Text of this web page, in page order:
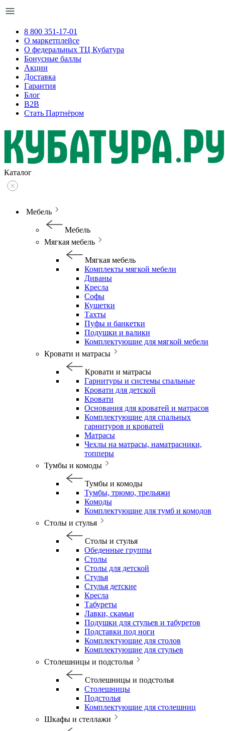
8 800 351-17-01
О маркетплейсе
О федеральных ТЦ Кубатура
Бонусные баллы
Акции
Доставка
Гарантия
Блог
B2B
Стать Партнёром
Каталог
Мебель
Мебель
Мягкая мебель
Мягкая мебель
Комплекты мягкой мебели
Диваны
Кресла
Софы
Кушетки
Тахты
Пуфы и банкетки
Подушки и валики
Комплектующие для мягкой мебели
Кровати и матрасы
Кровати и матрасы
Гарнитуры и системы спальные
Кровати для детской
Кровати
Основания для кроватей и матрасов
Комплектующие для спальных
гарнитуров и кроватей
Матрасы
Чехлы на матрасы, наматрасники,
топперы
Тумбы и комоды
Тумбы и комоды
Тумбы, трюмо, трельяжи
Комоды
Комплектующие для тумб и комодов
Столы и стулья
Столы и стулья
Обеденные группы
Столы
Столы для детской
Стулья
Стулья детские
Кресла
Табуреты
Лавки, скамьи
Подушки для стульев и табуретов
Подставки под ноги
Комплектующие для столов
Комплектующие для стульев
Столешницы и подстолья
Столешницы и подстолья
Столешницы
Подстолья
Комплектующие для столешниц
Шкафы и стеллажи